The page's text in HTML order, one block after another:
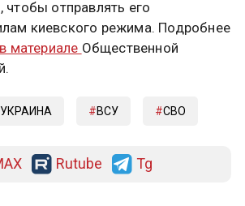
отправлять его
киевского режима. Подробнее
материале Общественной
УКРАИНА ВСУ СВО
Rutube Tg